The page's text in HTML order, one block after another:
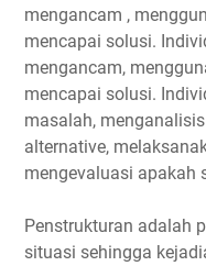
mengancam ,
mencapai solusi.
mengancam,
mencapai solusi.
masalah,
alternative,
mengevaluasi apakah
Penstrukturan adalah
situasi sehingga